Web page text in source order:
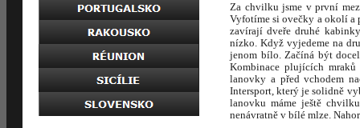
Za chvilku jsme v první
Vyfotíme si ovečky a okolí a
zavírají dveře druhé
nízko. Když vyjedeme na
jenom bílo. Začíná být
Kombinace plujících
lanovky a před vchodem
Intersport, který je solidně
lanovku máme ještě
nenávratně v bílé mlze.